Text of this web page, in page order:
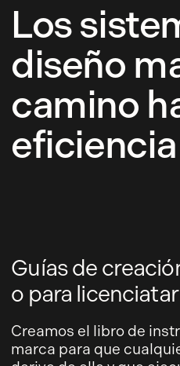
Los
diseño
camino
eficiencia
Guías de
o para
Creamos el libro de
marca para que